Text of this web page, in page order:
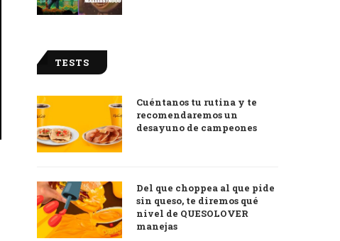
TESTS
Cuéntanos tu rutina y te
recomendaremos un
desayuno de campeones
Del que choppea al que pide
sin queso, te diremos qué
nivel de QUESOLOVER
manejas